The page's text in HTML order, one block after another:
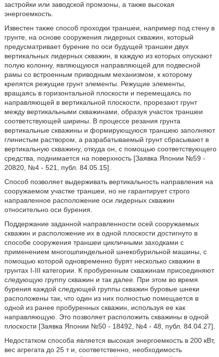
застройки или заводской промзоны, а также высокая
энергоемкость.
Известен также способ проходки траншеи, например под стену в
грунте, на основе сооружения лидерных скважин, который
предусматривает бурение по оси будущей траншеи двух
вертикальных лидерных скважин, в каждую из которых опускают
полую колонну, являющуюся направляющей для подвесной
рамы со встроенным приводным механизмом, к которому
крепятся режущие грунт элементы. Режущие элементы,
вращаясь в горизонтальной плоскости и перемещаясь по
направляющей в вертикальной плоскости, прорезают грунт
между вертикальными скважинами, образуя участок траншеи
соответствующей ширины. В процессе резания грунта
вертикальные скважины и формирующуюся траншею заполняют
глинистым раствором, а разрабатываемый грунт сбрасывают в
вертикальную скважину, откуда он, с помощью соответствующего
средства, поднимается на поверхность [Заявка Японии №59 -
20820, №4 - 521, публ. 84.05.15].
Способ позволяет выдерживать вертикальность направления на
сооружаемом участке траншеи, но не гарантирует строго
направленное расположение оси лидерных скважин
относительно оси бурения.
Поддержание заданной направленности осей сооружаемых
скважин и расположение их в одной плоскости достигнуто в
способе сооружения траншеи цикличными заходками с
применением многошпиндельной шнекобурильной машины, с
помощью которой одновременно бурят несколько скважин в
грунтах I-III категории. К пробуренным скважинам присоединяют
следующую группу скважин и так далее. При этом во время
бурения каждой следующей группы скважин буровые шнеки
расположены так, что один из них полностью помещается в
одной из ранее пробуренных скважин, используя ее как
направляющую. Это позволяет расположить скважины в одной
плоскости [Заявка Японии №50 - 18492, №4 - 48, публ. 84.04.27].
Недостатком способа является высокая энергоемкость в 200 кВт,
вес агрегата до 25 т и, соответственно, необходимость